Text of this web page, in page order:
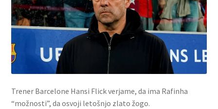
Trener Barcelone Hansi Flick verjame, da ima Rafinha
“možnosti”, da osvoji letošnjo zlato žogo.